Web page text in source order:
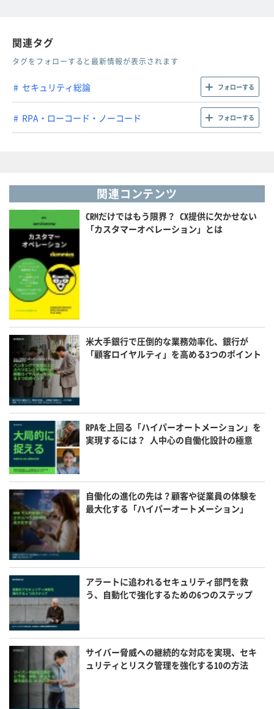
関連タグ
タグをフォローすると最新情報が表示されます
セキュリティ総論 フォローする
RPA・ローコード・ノーコード フォローする
関連コンテンツ
CRMだけではもう限界？ CX提供に欠かせない
「カスタマーオペレーション」とは
米大手銀行で圧倒的な業務効率化、銀行が
「顧客ロイヤルティ」を高める3つのポイント
RPAを上回る「ハイパーオートメーション」を
実現するには？ 人中心の自働化設計の極意
自働化の進化の先は？顧客や従業員の体験を
最大化する「ハイパーオートメーション」
アラートに追われるセキュリティ部門を救
う、自動化で強化するための6つのステップ
サイバー脅威への継続的な対応を実現、セキ
ュリティとリスク管理を強化する10の方法